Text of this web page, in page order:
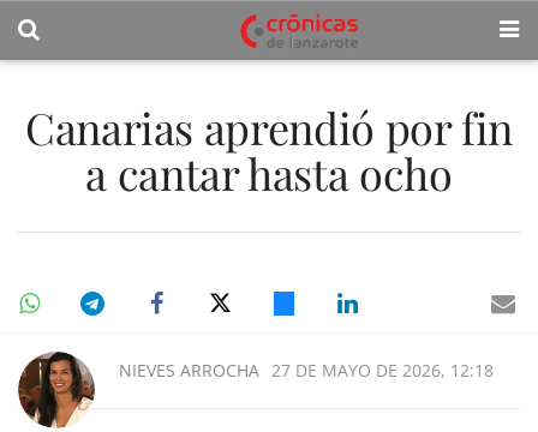
Canarias aprendió por fin
a cantar hasta ocho
NIEVES ARROCHA 27 DE MAYO DE 2026, 12:18